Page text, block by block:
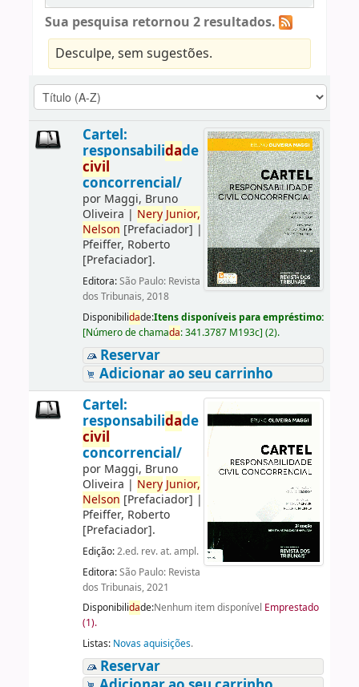
Sua pesquisa retornou 2 resultados.
Desculpe, sem sugestões.
Cartel:
responsabilidade
civil
concorrencial/
por Maggi, Bruno
Oliveira | Nery Junior,
Nelson [Prefaciador] |
Pfeiffer, Roberto
[Prefaciador].
Editora:São Paulo: Revista
dos Tribunais, 2018
Disponibilidade:Itens disponíveis para empréstimo:
[Número de chamada:341.3787 M193c] (2).
Reservar
Adicionar ao seu carrinho
Cartel:
responsabilidade
civil
concorrencial/
por Maggi, Bruno
Oliveira | Nery Junior,
Nelson [Prefaciador] |
Pfeiffer, Roberto
[Prefaciador].
Edição:2.ed. rev. at. ampl.
Editora:São Paulo: Revista
dos Tribunais, 2021
Disponibilidade:Nenhum item disponível Emprestado
(1).
Listas: Novas aquisições.
Reservar